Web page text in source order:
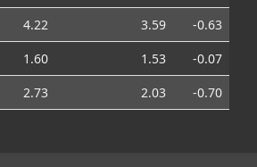
4.22 3.59
-0.63
1.60 1.53
-0.07
2.73 2.03 -0.70